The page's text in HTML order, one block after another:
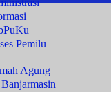
Pemilu
Agung